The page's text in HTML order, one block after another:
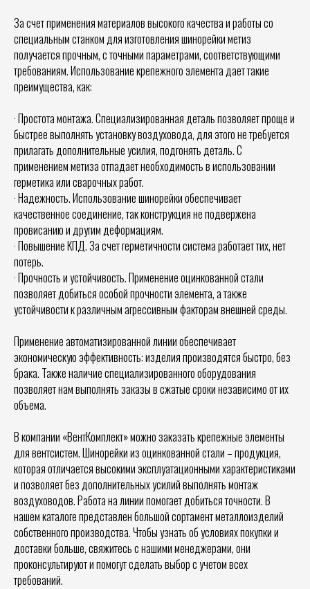
За счет применения материалов высокого качества и работы со
специальным станком для изготовления шинорейки метиз
получается прочным, с точными параметрами, соответствующими
требованиям. Использование крепежного элемента дает такие
преимущества, как:
· Простота монтажа. Специализированная деталь позволяет проще и
быстрее выполнять установку воздуховода, для этого не требуется
прилагать дополнительные усилия, подгонять деталь. С
применением метиза отпадает необходимость в использовании
герметика или сварочных работ.
· Надежность. Использование шинорейки обеспечивает
качественное соединение, так конструкция не подвержена
провисанию и другим деформациям.
· Повышение КПД. За счет герметичности система работает тих, нет
потерь.
· Прочность и устойчивость. Применение оцинкованной стали
позволяет добиться особой прочности элемента, а также
устойчивости к различным агрессивным факторам внешней среды.
Применение автоматизированной линии обеспечивает
экономическую эффективность: изделия производятся быстро, без
брака. Также наличие специализированного оборудования
позволяет нам выполнять заказы в сжатые сроки независимо от их
объема.
В компании «ВентКомплект» можно заказать крепежные элементы
для вентсистем. Шинорейки из оцинкованной стали – продукция,
которая отличается высокими эксплуатационными характеристиками
и позволяет без дополнительных усилий выполнять монтаж
воздуховодов. Работа на линии помогает добиться точности. В
нашем каталоге представлен большой сортамент металлоизделий
собственного производства. Чтобы узнать об условиях покупки и
доставки больше, свяжитесь с нашими менеджерами, они
проконсультируют и помогут сделать выбор с учетом всех
требований.